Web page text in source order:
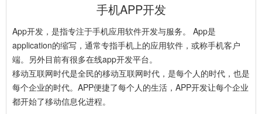
手机APP开发
App开发，是指专注于手机应用软件开发与服务。 App是
application的缩写，通常专指手机上的应用软件，或称手机客户
端。另外目前有很多在线app开发平台。
移动互联网时代是全民的移动互联网时代，是每个人的时代，也是
每个企业的时代。APP便捷了每个人的生活，APP开发让每个企业
都开始了移动信息化进程。